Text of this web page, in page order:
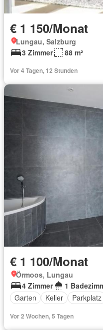
€ 1 150/Monat
Lungau, Salzburg
3 Zimmer
88 m²
Vor 4 Tagen, 12 Stunden
€ 1 100/Monat
Örmoos, Lungau
4 Zimmer
1
Garten
Keller Parkplatz
Vor 2 Wochen, 5 Tagen